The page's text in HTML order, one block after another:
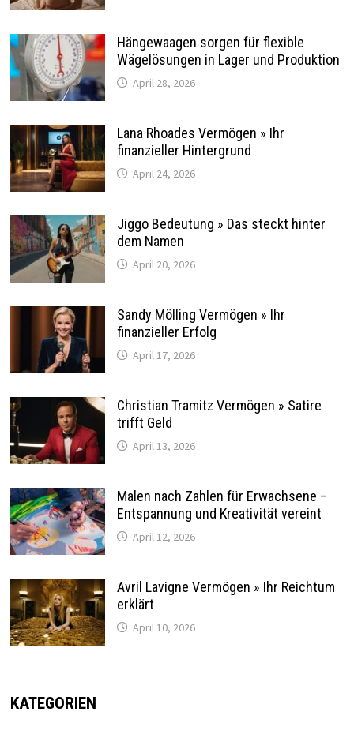
Hängewaagen sorgen für flexible
Wägelösungen in Lager und Produktion
April 28, 2026
Lana Rhoades Vermögen » Ihr
finanzieller Hintergrund
April 24, 2026
Jiggo Bedeutung » Das steckt hinter
dem Namen
April 20, 2026
Sandy Mölling Vermögen » Ihr
finanzieller Erfolg
April 17, 2026
Christian Tramitz Vermögen » Satire
trifft Geld
April 13, 2026
Malen nach Zahlen für Erwachsene –
Entspannung und Kreativität vereint
April 12, 2026
Avril Lavigne Vermögen » Ihr Reichtum
erklärt
April 10, 2026
KATEGORIEN